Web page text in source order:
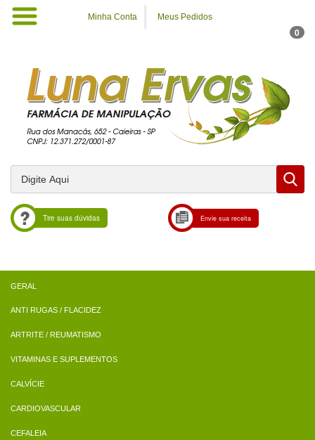
Minha Conta Meus Pedidos
0
Tire suas dúvidas Envie sua receita
ANTI RUGAS / FLACIDEZ
ARTRITE / REUMATISMO
VITAMINAS E SUPLEMENTOS
CALVÍCIE
CARDIOVASCULAR
CEFALEIA